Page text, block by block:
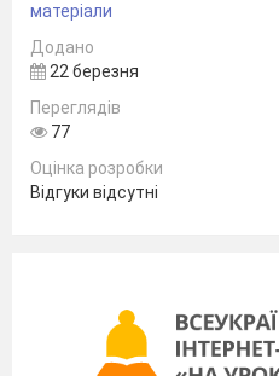
матеріали
Додано
22 березня
Переглядів
77
Оцінка розробки
Відгуки відсутні